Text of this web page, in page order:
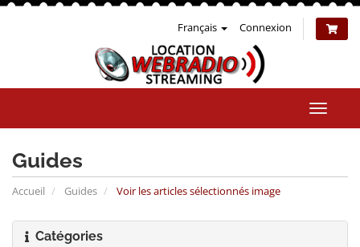
Français Connexion
la
Guides
Accueil Guides Voir les articles sélectionnés image
Catégories